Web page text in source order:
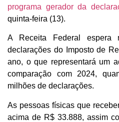
programa gerador da
quinta-feira (13).
A Receita Federal espera
declarações do Imposto de
ano, o que representará um
comparação com 2024,
milhões de declarações.
As pessoas físicas que
acima de R$ 33.888, assim